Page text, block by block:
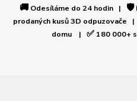
🚚 Odesíláme do 24 hodin | 🛡️
prodaných kusů 3D odpuzovače |
domu | ✅180 000+